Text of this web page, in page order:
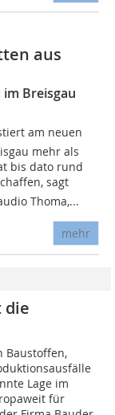
aus
Breisgau
am neuen
mehr als
bis dato rund
sagt
Thoma,...
mehr
die
Baustoffen,
Lage im
für